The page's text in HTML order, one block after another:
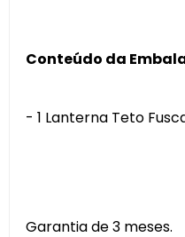
Conteúdo da
- 1 Lanterna Teto
Garantia de 3 meses.